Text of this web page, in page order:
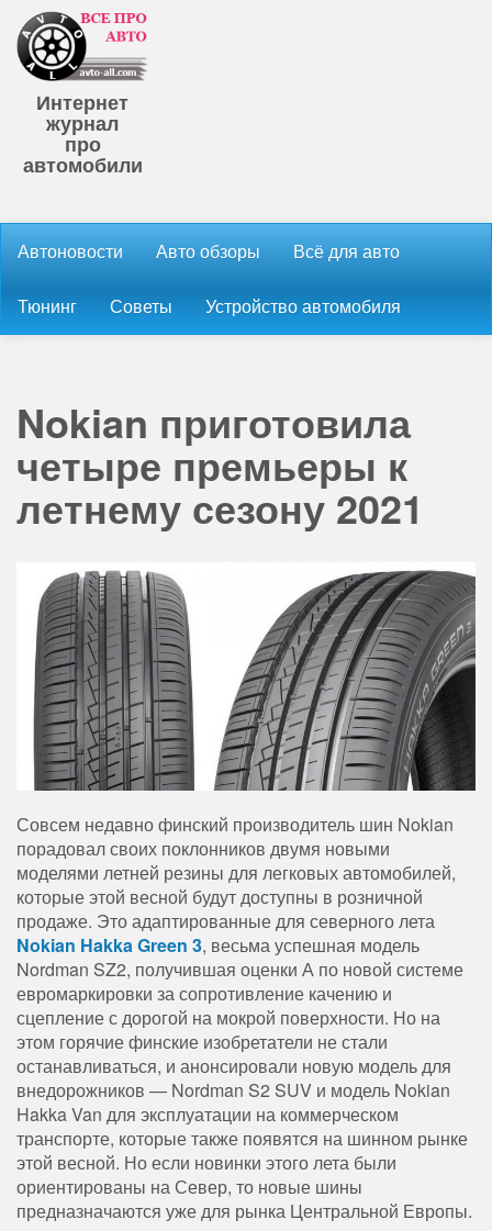
Интернет
журнал
про
автомобили
Автоновости Авто обзоры Всё для авто
Тюнинг Советы Устройство автомобиля
Nokian приготовила
четыре премьеры к
летнему сезону 2021
Совсем недавно финский производитель шин Nokian
порадовал своих поклонников двумя новыми
моделями летней резины для легковых автомобилей,
которые этой весной будут доступны в розничной
продаже. Это адаптированные для северного лета
Nokian Hakka Green 3, весьма успешная модель
Nordman SZ2, получившая оценки А по новой системе
евромаркировки за сопротивление качению и
сцепление с дорогой на мокрой поверхности. Но на
этом горячие финские изобретатели не стали
останавливаться, и анонсировали новую модель для
внедорожников — Nordman S2 SUV и модель Nokian
Hakka Van для эксплуатации на коммерческом
транспорте, которые также появятся на шинном рынке
этой весной. Но если новинки этого лета были
ориентированы на Север, то новые шины
предназначаются уже для рынка Центральной Европы.